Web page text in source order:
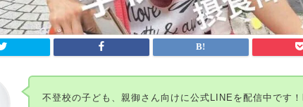
不登校の子ども、親御さん向けに公式LINEを配信中です！